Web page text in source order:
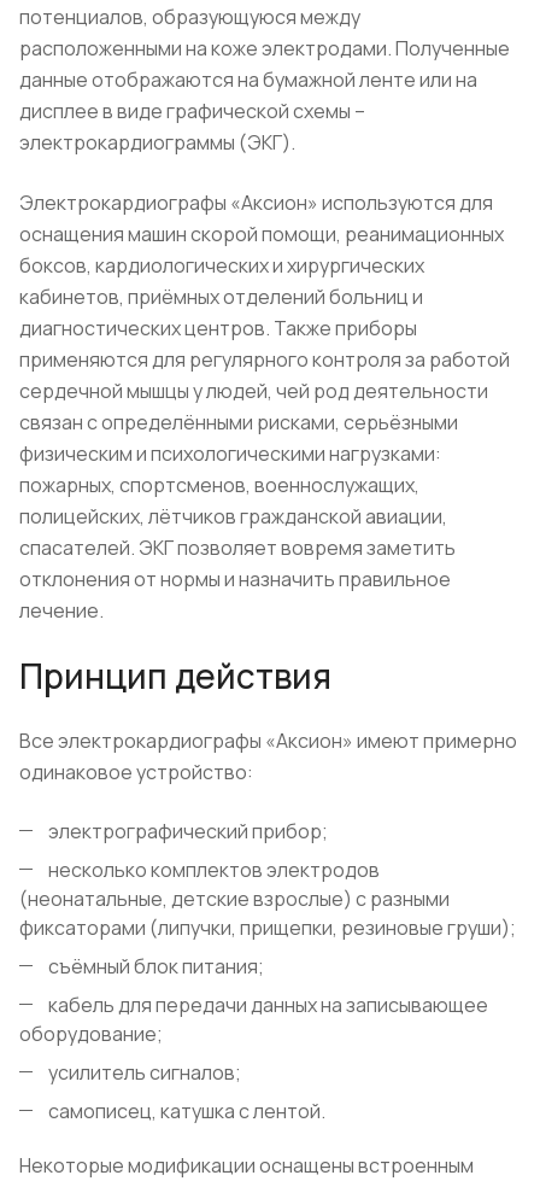
потенциалов, образующуюся между
расположенными на коже электродами. Полученные
данные отображаются на бумажной ленте или на
дисплее в виде графической схемы –
электрокардиограммы (ЭКГ).
Электрокардиографы «Аксион» используются для
оснащения машин скорой помощи, реанимационных
боксов, кардиологических и хирургических
кабинетов, приёмных отделений больниц и
диагностических центров. Также приборы
применяются для регулярного контроля за работой
сердечной мышцы у людей, чей род деятельности
связан с определёнными рисками, серьёзными
физическим и психологическими нагрузками:
пожарных, спортсменов, военнослужащих,
полицейских, лётчиков гражданской авиации,
спасателей. ЭКГ позволяет вовремя заметить
отклонения от нормы и назначить правильное
лечение.
Принцип действия
Все электрокардиографы «Аксион» имеют примерно
одинаковое устройство:
электрографический прибор;
несколько комплектов электродов
(неонатальные, детские взрослые) с разными
фиксаторами (липучки, прищепки, резиновые груши);
съёмный блок питания;
кабель для передачи данных на записывающее
оборудование;
усилитель сигналов;
самописец, катушка с лентой.
Некоторые модификации оснащены встроенным